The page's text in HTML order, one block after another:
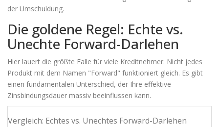
der Umschuldung.
Die goldene Regel: Echte vs.
Unechte Forward-Darlehen
Hier lauert die größte Falle für viele Kreditnehmer. Nicht jedes
Produkt mit dem Namen "Forward" funktioniert gleich. Es gibt
einen fundamentalen Unterschied, der Ihre effektive
Zinsbindungsdauer massiv beeinflussen kann.
Vergleich: Echtes vs. Unechtes Forward-Darlehen